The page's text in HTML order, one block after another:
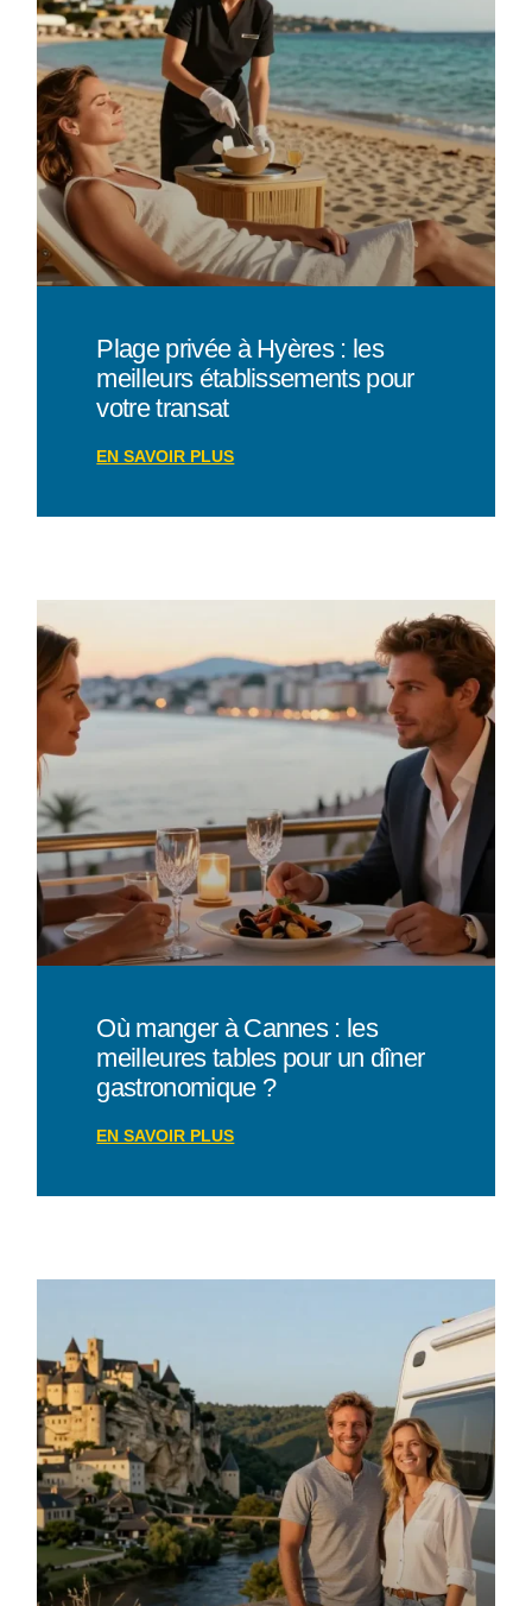
Plage privée à Hyères : les
meilleurs établissements pour
votre transat
EN SAVOIR PLUS
Où manger à Cannes : les
meilleures tables pour un dîner
gastronomique ?
EN SAVOIR PLUS